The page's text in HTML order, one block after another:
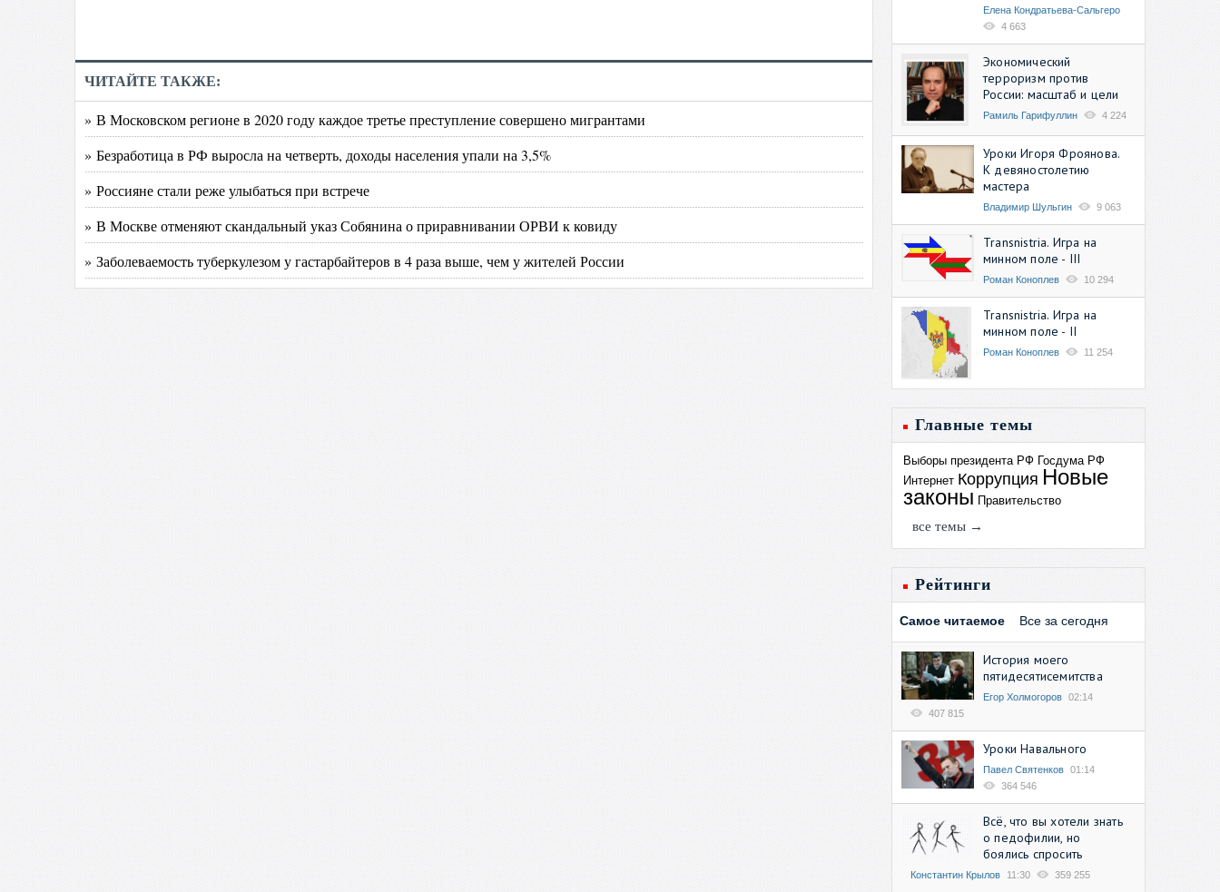
ЧИТАЙТЕ ТАКЖЕ:
» В Московском регионе в 2020 году каждое третье преступление совершено мигрантами
» Безработица в РФ выросла на четверть, доходы населения упали на 3,5%
» Россияне стали реже улыбаться при встрече
» В Москве отменяют скандальный указ Собянина о приравнивании ОРВИ к ковиду
» Заболеваемость туберкулезом у гастарбайтеров в 4 раза выше, чем у жителей России
Елена Кондратьева-Сальгеро
4 663
Экономический
терроризм против
России: масштаб и цели
Рамиль Гарифуллин 4 224
Уроки Игоря Фроянова.
К девяностолетию
мастера
Владимир Шульгин 9 063
Transnistria. Игра на
минном поле - III
Роман Коноплев 10 294
Transnistria. Игра на
минном поле - II
Роман Коноплев 11 254
Главные темы
Выборы президента РФ Госдума РФ
Интернет Коррупция Новые
законы Правительство
все темы →
Рейтинги
Самое читаемое Все за сегодня
История моего
пятидесятисемитства
Егор Холмогоров 02:14
407 815
Уроки Навального
Павел Святенков 01:14
364 546
Всё, что вы хотели знать
о педофилии, но
боялись спросить
Константин Крылов 11:30 359 255